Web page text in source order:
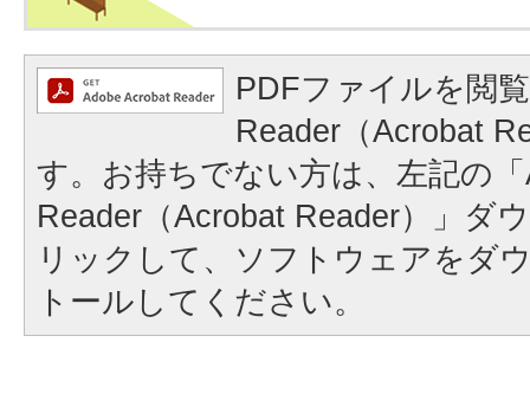
PDFファイルを閲
Reader（Acrobat
す。お持ちでない方は、左記の
Reader（Acrobat Reader）」ダ
リックして、ソフトウェアをダ
トールしてください。